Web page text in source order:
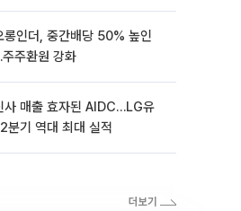
롱인더, 중간배당 50% 높인
주환원 강화
사 매출 효자된 AIDC…LG유
분기 역대 최대 실적